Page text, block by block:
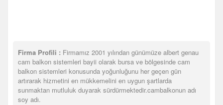
Firma Profili : Firmamız 2001 yılından günümüze albert genau
cam balkon sistemleri bayii olarak bursa ve bölgesinde cam
balkon sistemleri konusunda yoğunluğunu her geçen gün
artırarak hizmetini en mükkemelini en uygun şartlarda
sunmaktan mutluluk duyarak sürdürmektedir.cambalkonun adı
soy adı.